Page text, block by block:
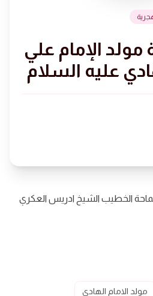
الإمام علي
عليه السلام
مولد الامام الهادي